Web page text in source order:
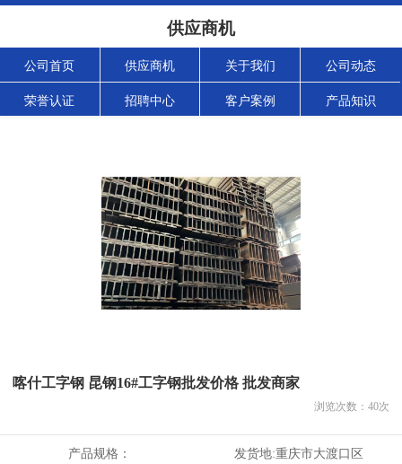
供应商机
公司首页 供应商机 关于我们 公司动态
荣誉认证 招聘中心 客户案例 产品知识
喀什工字钢 昆钢16#工字钢批发价格 批发商家
浏览次数： 40次
产品规格： 发货地:重庆市大渡口区